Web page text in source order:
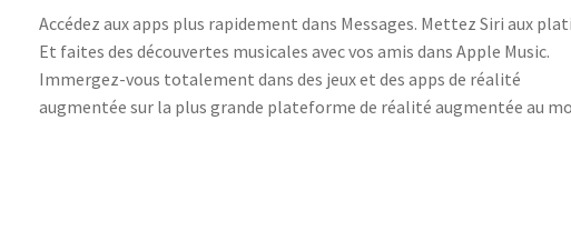
Accédez aux apps plus rapidement dans Messages. Mettez Siri aux
Et faites des découvertes musicales avec vos amis dans Apple Music.
Immergez-vous totalement dans des jeux et des apps de réalité
augmentée sur la plus grande plateforme de réalité augmentée au